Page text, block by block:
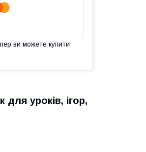
ви можете купити
уроків, ігор,